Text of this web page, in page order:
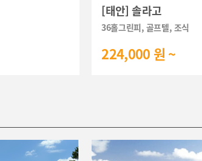
[태안] 솔라고
36홀그린피, 골프텔, 조식
224,000 원 ~